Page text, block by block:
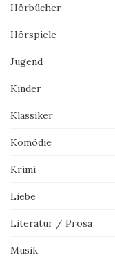
Hörbücher
Hörspiele
Jugend
Kinder
Klassiker
Komödie
Krimi
Liebe
Literatur / Prosa
Musik